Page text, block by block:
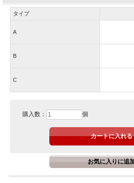
タイプ
A
B
C
購入数： 個